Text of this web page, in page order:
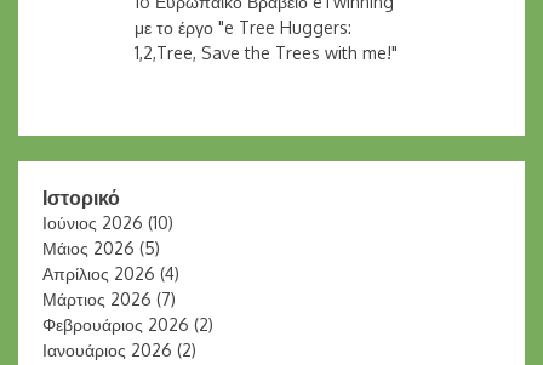
με το έργο "e Tree Huggers:
1,2,Tree, Save the Trees with me!"
Ιστορικό
Ιούνιος 2026 (10)
Μάιος 2026 (5)
Απρίλιος 2026 (4)
Μάρτιος 2026 (7)
Φεβρουάριος 2026 (2)
Ιανουάριος 2026 (2)